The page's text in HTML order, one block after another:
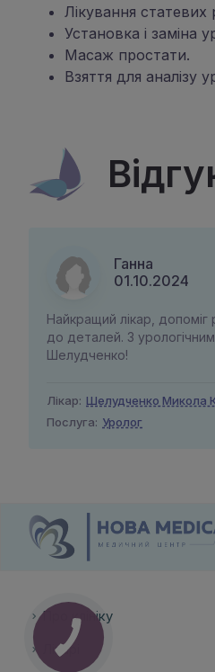
Лікування статевих
Установка і заміна
Масаж простати.
Взяття для аналізу
Ганна
01.10.2024
Найкращий лікар, допоміг
до деталей. З
Шелудченко!
Лікар: Шелудченко Микола
Послуга: Уролог
Про клініку
Лікарі